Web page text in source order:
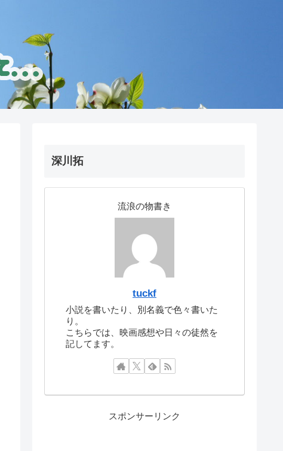
深川拓
流浪の物書き
tuckf
小説を書いたり、別名義で色々書いた
り。
こちらでは、映画感想や日々の徒然を
記してます。
スポンサーリンク